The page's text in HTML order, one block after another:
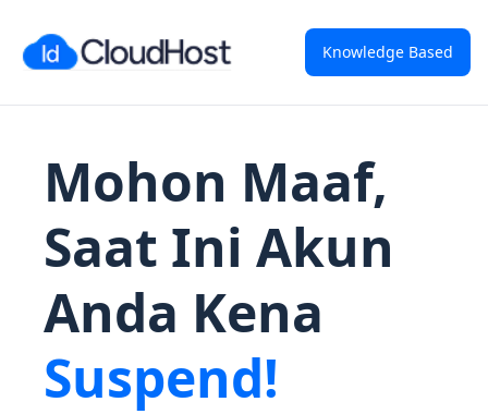
Knowledge Based
Mohon Maaf,
Saat Ini Akun
Anda Kena
Suspend!